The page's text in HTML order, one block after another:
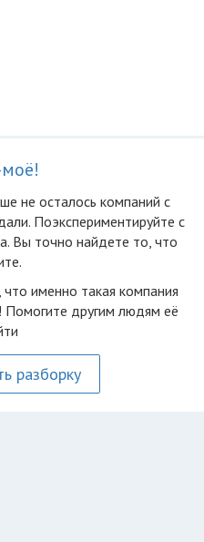
не осталоcь компаний с
Поэкспериментируйте с
Вы точно найдете то, что
именно такая компания
Помогите другим людям её
разборку